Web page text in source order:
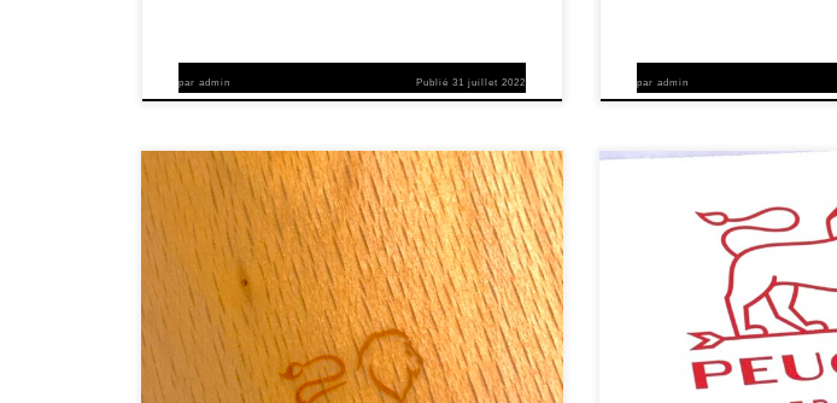
par admin Publié31 juillet 2022 par admin